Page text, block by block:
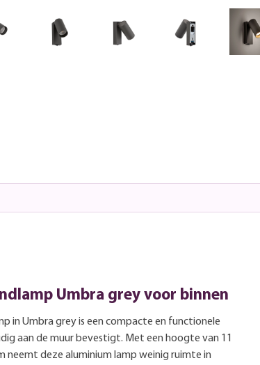
Umbra grey voor binnen
in Umbra grey is een compacte en functionele
aan de muur bevestigt. Met een hoogte van 11
neemt deze aluminium lamp weinig ruimte in